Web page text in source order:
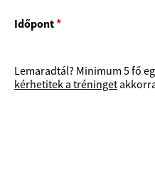
Időpont*
Lemaradtál? Minimum 5 fő
kérhetitek a tréninget